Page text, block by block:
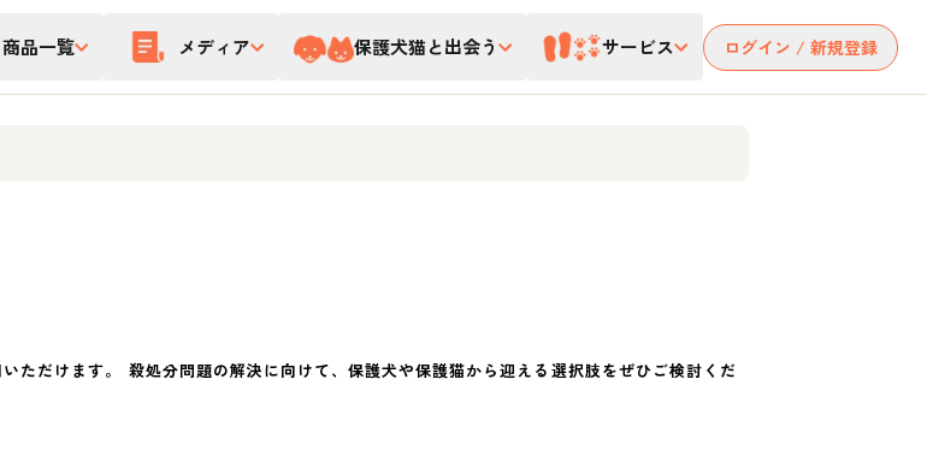
商品一覧 メディア 保護犬猫と出会う サービス ログイン / 新規登録
ただけます。 殺処分問題の解決に向けて、保護犬や保護猫から迎える選択肢をぜひご検討くだ